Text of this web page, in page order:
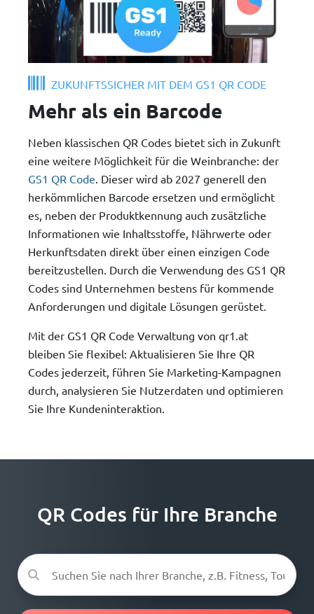
ZUKUNFTSSICHER MIT DEM GS1 QR CODE
Mehr als ein Barcode
Neben klassischen QR Codes bietet sich in Zukunft
eine weitere Möglichkeit für die Weinbranche: der
GS1 QR Code . Dieser wird ab 2027 generell den
herkömmlichen Barcode ersetzen und ermöglicht
es, neben der Produktkennung auch zusätzliche
Informationen wie Inhaltsstoffe, Nährwerte oder
Herkunftsdaten direkt über einen einzigen Code
bereitzustellen. Durch die Verwendung des GS1 QR
Codes sind Unternehmen bestens für kommende
Anforderungen und digitale Lösungen gerüstet.
Mit der GS1 QR Code Verwaltung von qr1.at
bleiben Sie flexibel: Aktualisieren Sie Ihre QR
Codes jederzeit, führen Sie Marketing-Kampagnen
durch, analysieren Sie Nutzerdaten und optimieren
Sie Ihre Kundeninteraktion.
QR Codes für Ihre Branche